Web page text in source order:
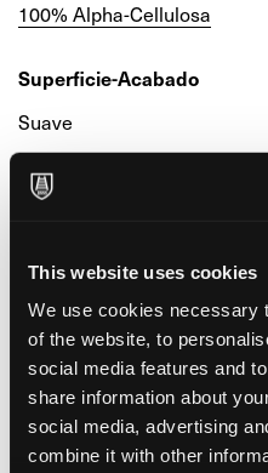
This website uses cookies
We use cookies necessary
of the website, to
social media features and
share information about
social media, advertising
combine it with other
100% Alpha-Cellulosa
Superficie-Acabado
Suave
Características y
Elemental
elemental
Long Life ISO
Encuadernación